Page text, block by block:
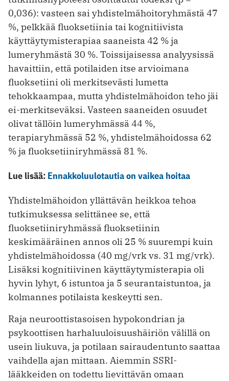
0,036): vasteen sai yhdistelmähoitoryhmästä 47
%, pelkkää fluoksetiinia tai kognitiivista
käyttäytymisterapiaa saaneista 42 % ja
lumeryhmästä 30 %. Toissijaisessa analyysissä
havaittiin, että potilaiden itse arvioimana
fluoksetiini oli merkitsevästi lumetta
tehokkaampaa, mutta yhdistelmähoidon teho jäi
ei-merkitseväksi. Vasteen saaneiden osuudet
olivat tällöin lumeryhmässä 44 %,
terapiaryhmässä 52 %, yhdistelmähoidossa 62
% ja fluoksetiiniryhmässä 81 %.
Lue lisää: Ennakkoluulotautia on vaikea hoitaa
Yhdistelmähoidon yllättävän heikkoa tehoa
tutkimuksessa selittänee se, että
fluoksetiiniryhmässä fluoksetiinin
keskimääräinen annos oli 25 % suurempi kuin
yhdistelmähoidossa (40 mg/vrk vs. 31 mg/vrk).
Lisäksi kognitiivinen käyttäytymisterapia oli
hyvin lyhyt, 6 istuntoa ja 5 seurantaistuntoa, ja
kolmannes potilaista keskeytti sen.
Raja neuroottistasoisen hypokondrian ja
psykoottisen harhaluuloisuushäiriön välillä on
usein liukuva, ja potilaan sairaudentunto saattaa
vaihdella ajan mittaan. Aiemmin SSRI-
lääkkeiden on todettu lievittävän omaan